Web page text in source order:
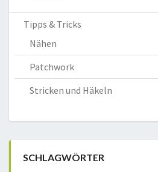
Tipps & Tricks
Nähen
Patchwork
Stricken und Häkeln
SCHLAGWÖRTER